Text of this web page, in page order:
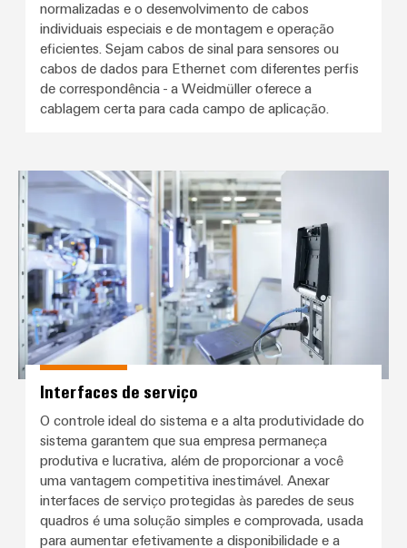
normalizadas e o desenvolvimento de cabos
individuais especiais e de montagem e operação
eficientes. Sejam cabos de sinal para sensores ou
cabos de dados para Ethernet com diferentes perfis
de correspondência - a Weidmüller oferece a
cablagem certa para cada campo de aplicação.
Interfaces de serviço
Interfaces de serviço
O controle ideal do sistema e a alta produtividade do
sistema garantem que sua empresa permaneça
produtiva e lucrativa, além de proporcionar a você
uma vantagem competitiva inestimável. Anexar
interfaces de serviço protegidas às paredes de seus
quadros é uma solução simples e comprovada, usada
para aumentar efetivamente a disponibilidade e a